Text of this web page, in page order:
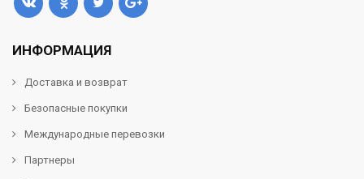
ИНФОРМАЦИЯ
Доставка и возврат
Безопасные покупки
Международные перевозки
Партнеры